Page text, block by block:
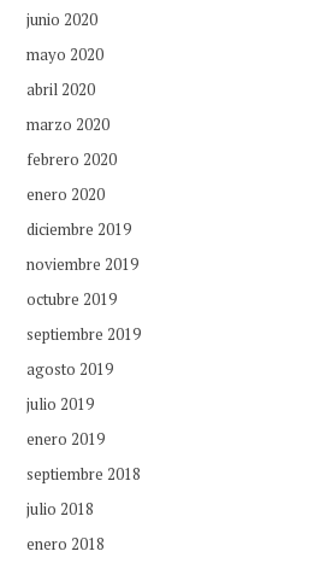
junio 2020
mayo 2020
abril 2020
marzo 2020
febrero 2020
enero 2020
diciembre 2019
noviembre 2019
octubre 2019
septiembre 2019
agosto 2019
julio 2019
enero 2019
septiembre 2018
julio 2018
enero 2018